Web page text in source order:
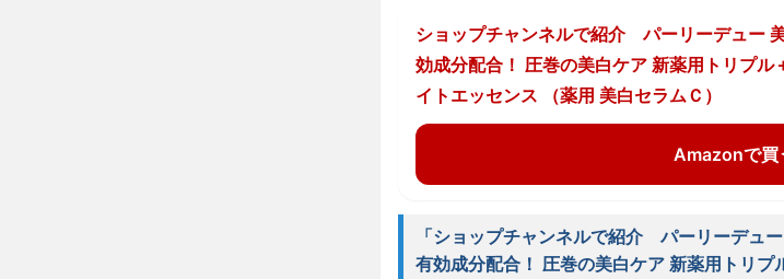
ショップチャンネルで紹介 パーリーデュー
効成分配合！ 圧巻の美白ケア 新薬用トリプル
イトエッセンス （薬用 美白セラムＣ）
Amazonで買
「ショップチャンネルで紹介 パーリーデュ
有効成分配合！ 圧巻の美白ケア 新薬用トリ